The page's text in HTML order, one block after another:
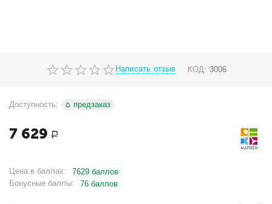
Написать отзыв КОД: 3006
Доступность: предзаказ
7 629 Р
Цена в баллах:
7629 баллов
Бонусные баллы:
76 баллов